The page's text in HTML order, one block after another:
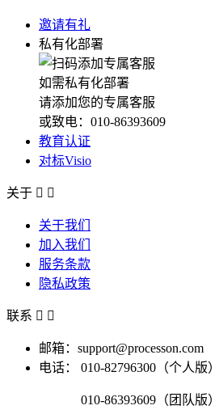
邀请有礼
私有化部署
如需私有化部署
请添加您的专属客服
或致电：010-86393609
教育认证
对标Visio
关于  
关于我们
加入我们
服务条款
隐私政策
联系  
邮箱：support@processon.com
电话：
010-82796300（个人版）
010-86393609（团队版）